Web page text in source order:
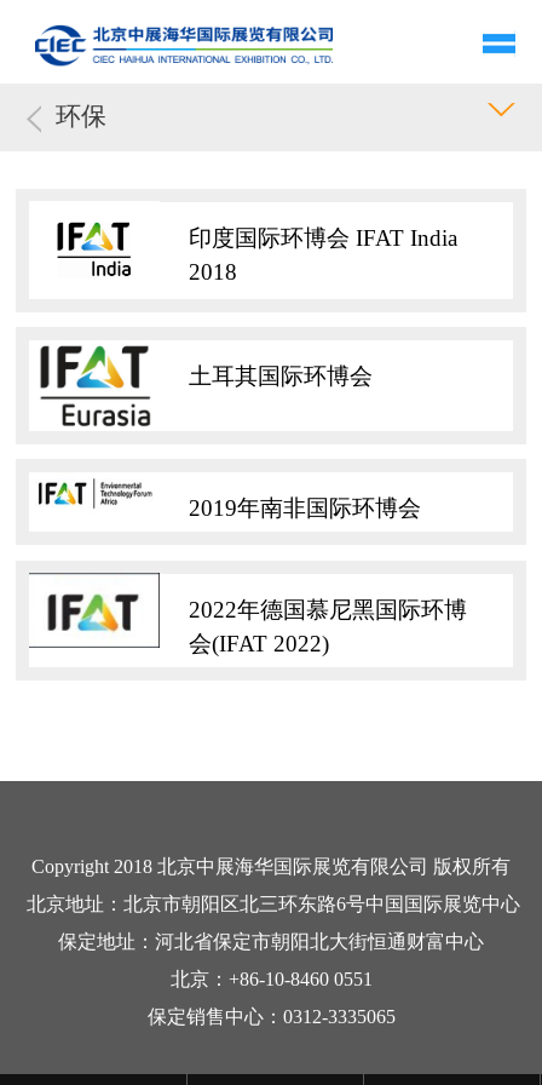
环保
印度国际环博会 IFAT India
2018
土耳其国际环博会
2019年南非国际环博会
2022年德国慕尼黑国际环博
会(IFAT 2022)
Copyright 2018 北京中展海华国际展览有限公司 版权所有
北京地址：北京市朝阳区北三环东路6号中国国际展览中心
保定地址：河北省保定市朝阳北大街恒通财富中心
北京：+86-10-8460 0551
保定销售中心：0312-3335065